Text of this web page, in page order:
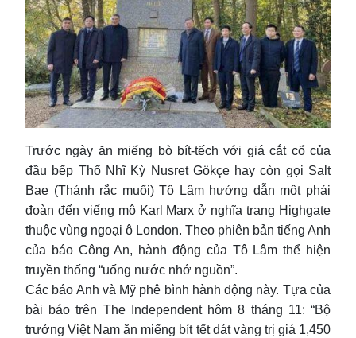
Trước ngày ăn miếng bò bít-tếch với giá cắt cổ của
đầu bếp Thổ Nhĩ Kỳ Nusret Gökçe hay còn gọi Salt
Bae (Thánh rắc muối) Tô Lâm hướng dẫn một phái
đoàn đến viếng mộ Karl Marx ở nghĩa trang Highgate
thuộc vùng ngoại ô London. Theo phiên bản tiếng Anh
của báo Công An, hành động của Tô Lâm thể hiện
truyền thống “uống nước nhớ nguồn”.
Các báo Anh và Mỹ phê bình hành động này. Tựa của
bài báo trên The Independent hôm 8 tháng 11: “Bộ
trưởng Việt Nam ăn miếng bít tết dát vàng trị giá 1,450